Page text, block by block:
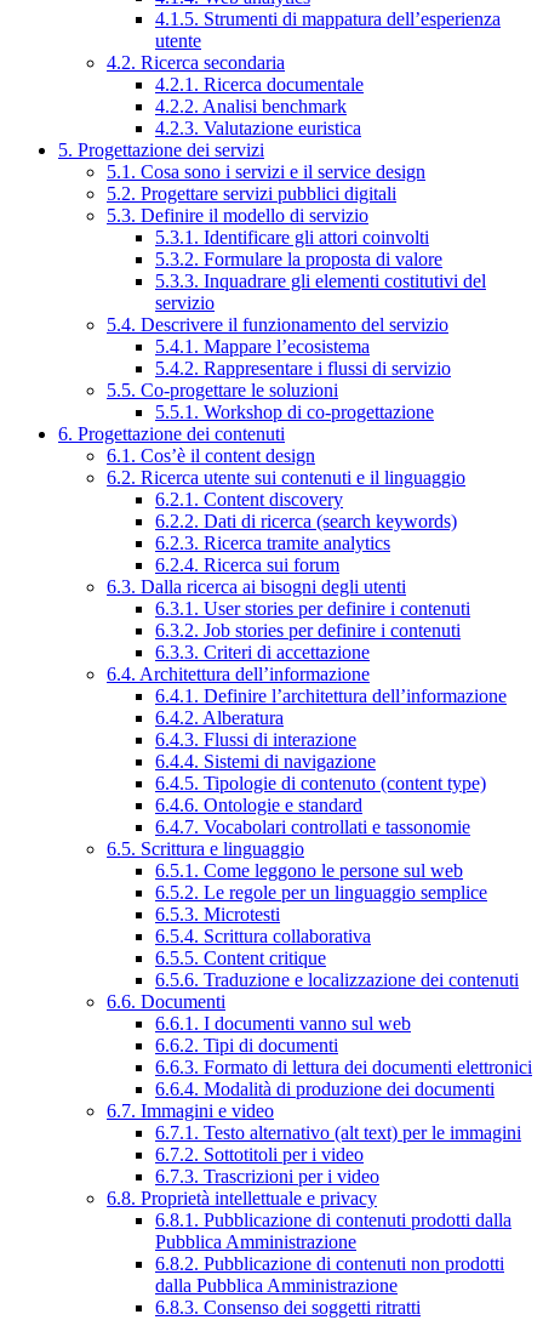
4.1.5. Strumenti di mappatura dell’esperienza
utente
4.2. Ricerca secondaria
4.2.1. Ricerca documentale
4.2.2. Analisi benchmark
4.2.3. Valutazione euristica
5. Progettazione dei servizi
5.1. Cosa sono i servizi e il service design
5.2. Progettare servizi pubblici digitali
5.3. Definire il modello di servizio
5.3.1. Identificare gli attori coinvolti
5.3.2. Formulare la proposta di valore
5.3.3. Inquadrare gli elementi costitutivi del
servizio
5.4. Descrivere il funzionamento del servizio
5.4.1. Mappare l’ecosistema
5.4.2. Rappresentare i flussi di servizio
5.5. Co-progettare le soluzioni
5.5.1. Workshop di co-progettazione
6. Progettazione dei contenuti
6.1. Cos’è il content design
6.2. Ricerca utente sui contenuti e il linguaggio
6.2.1. Content discovery
6.2.2. Dati di ricerca (search keywords)
6.2.3. Ricerca tramite analytics
6.2.4. Ricerca sui forum
6.3. Dalla ricerca ai bisogni degli utenti
6.3.1. User stories per definire i contenuti
6.3.2. Job stories per definire i contenuti
6.3.3. Criteri di accettazione
6.4. Architettura dell’informazione
6.4.1. Definire l’architettura dell’informazione
6.4.2. Alberatura
6.4.3. Flussi di interazione
6.4.4. Sistemi di navigazione
6.4.5. Tipologie di contenuto (content type)
6.4.6. Ontologie e standard
6.4.7. Vocabolari controllati e tassonomie
6.5. Scrittura e linguaggio
6.5.1. Come leggono le persone sul web
6.5.2. Le regole per un linguaggio semplice
6.5.3. Microtesti
6.5.4. Scrittura collaborativa
6.5.5. Content critique
6.5.6. Traduzione e localizzazione dei contenuti
6.6. Documenti
6.6.1. I documenti vanno sul web
6.6.2. Tipi di documenti
6.6.3. Formato di lettura dei documenti elettronici
6.6.4. Modalità di produzione dei documenti
6.7. Immagini e video
6.7.1. Testo alternativo (alt text) per le immagini
6.7.2. Sottotitoli per i video
6.7.3. Trascrizioni per i video
6.8. Proprietà intellettuale e privacy
6.8.1. Pubblicazione di contenuti prodotti dalla
Pubblica Amministrazione
6.8.2. Pubblicazione di contenuti non prodotti
dalla Pubblica Amministrazione
6.8.3. Consenso dei soggetti ritratti